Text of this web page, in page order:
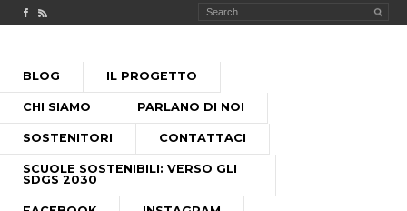
Check out our Facebook page
MILANO FUORICLASSE RSS feed
MENU PRINCIPALE
PASSA
CONTENUTO
BLOG IL PROGETTO
CHI SIAMO PARLANO DI NOI
SOSTENITORI CONTATTACI
SCUOLE SOSTENIBILI: VERSO GLI
SDGS 2030